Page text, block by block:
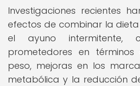
Investigaciones recientes
efectos de combinar la
el ayuno intermitente,
prometedores en
peso, mejoras en los
metabólica y la reducción